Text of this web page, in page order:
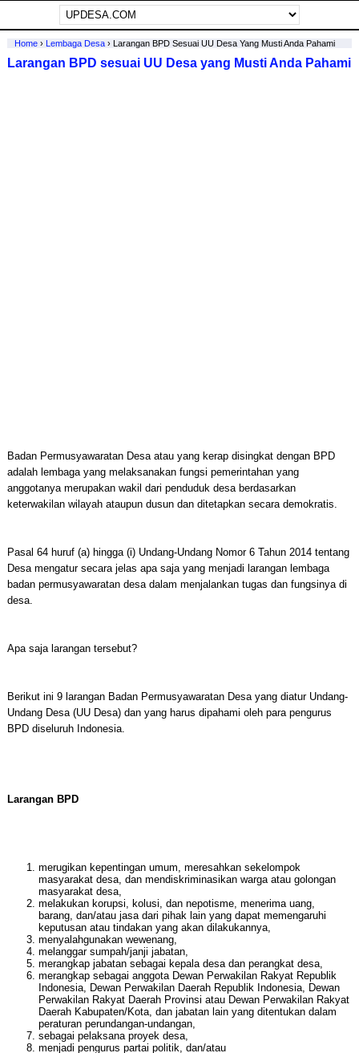
Home› Lembaga Desa› Larangan BPD Sesuai UU Desa Yang Musti Anda Pahami
Larangan BPD sesuai UU Desa yang Musti Anda Pahami
Badan Permusyawaratan Desa atau yang kerap disingkat dengan BPD
adalah lembaga yang melaksanakan fungsi pemerintahan yang
anggotanya merupakan wakil dari penduduk desa berdasarkan
keterwakilan wilayah ataupun dusun dan ditetapkan secara demokratis.
Pasal 64 huruf (a) hingga (i) Undang-Undang Nomor 6 Tahun 2014 tentang
Desa mengatur secara jelas apa saja yang menjadi larangan lembaga
badan permusyawaratan desa dalam menjalankan tugas dan fungsinya di
desa.
Apa saja larangan tersebut?
Berikut ini 9 larangan Badan Permusyawaratan Desa yang diatur Undang-
Undang Desa (UU Desa) dan yang harus dipahami oleh para pengurus
BPD diseluruh Indonesia.
Larangan BPD
merugikan kepentingan umum, meresahkan sekelompok
masyarakat desa, dan mendiskriminasikan warga atau golongan
masyarakat desa,
melakukan korupsi, kolusi, dan nepotisme, menerima uang,
barang, dan/atau jasa dari pihak lain yang dapat memengaruhi
keputusan atau tindakan yang akan dilakukannya,
menyalahgunakan wewenang,
melanggar sumpah/janji jabatan,
merangkap jabatan sebagai kepala desa dan perangkat desa,
merangkap sebagai anggota Dewan Perwakilan Rakyat Republik
Indonesia, Dewan Perwakilan Daerah Republik Indonesia, Dewan
Perwakilan Rakyat Daerah Provinsi atau Dewan Perwakilan Rakyat
Daerah Kabupaten/Kota, dan jabatan lain yang ditentukan dalam
peraturan perundangan-undangan,
sebagai pelaksana proyek desa,
menjadi pengurus partai politik, dan/atau